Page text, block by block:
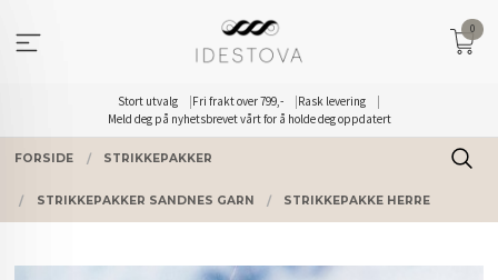
innholdet
Stort utvalg Fri frakt over 799,-
Rask levering
Meld deg på nyhetsbrevet vårt for å holde deg oppdatert
0
FORSIDE STRIKKEPAKKER
STRIKKEPAKKER SANDNES GARN STRIKKEPAKKE HERRE